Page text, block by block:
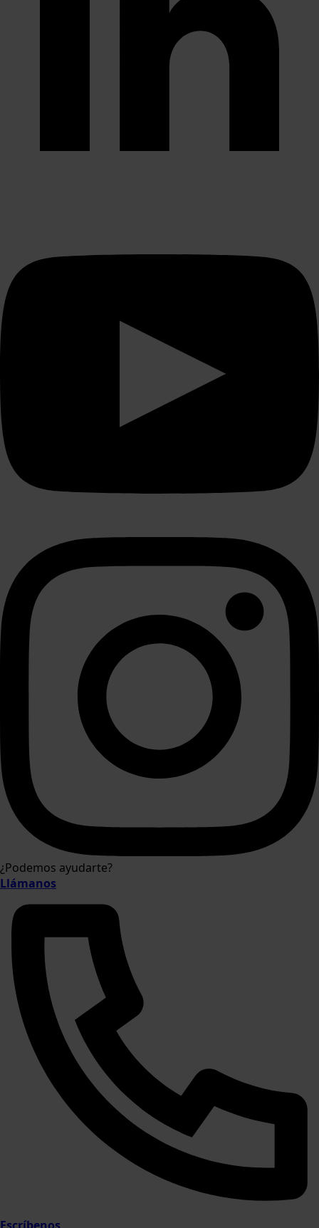
¿Podemos ayudarte?
Llámanos